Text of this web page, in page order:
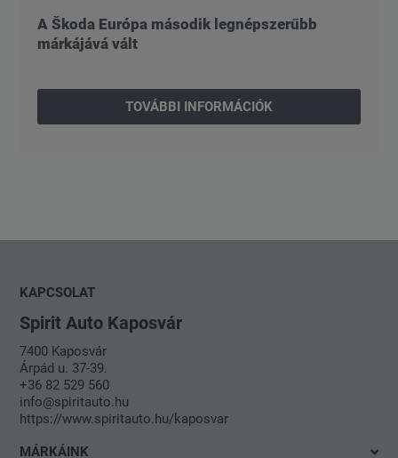
A Škoda Európa második legnépszerűbb
márkájává vált
TOVÁBBI INFORMÁCIÓK
KAPCSOLAT
Spirit Auto Kaposvár
7400 Kaposvár
Árpád u. 37-39.
+36 82 529 560
info@spiritauto.hu
https://www.spiritauto.hu/kaposvar
MÁRKÁINK